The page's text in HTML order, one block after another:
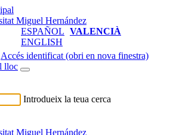
ESPAÑOL VALENCIÀ
ENGLISH
Accés identificat (obri en nova finestra)
lloc
Introdueix la teua cerca